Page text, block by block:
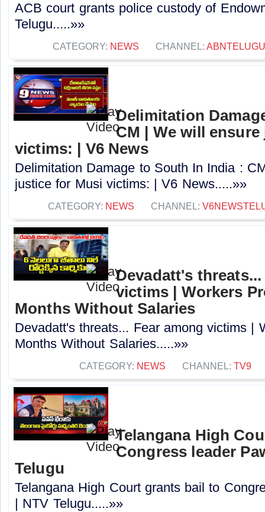
ACB court grants police custody of
Telugu.....»»
CATEGORY: NEWS CHANNEL:
Delimitation
CM | We will
victims: | V6 News
Delimitation Damage to South In India :
justice for Musi victims: | V6 News.....»»
CATEGORY: NEWS CHANNEL:
Devadatt's
victims | Workers
Months Without Salaries
Devadatt's threats... Fear among victims |
Months Without Salaries.....»»
CATEGORY: NEWS CHANNEL: TV9
Telangana High
Congress leader
Telugu
Telangana High Court grants bail to
| NTV Telugu.....»»